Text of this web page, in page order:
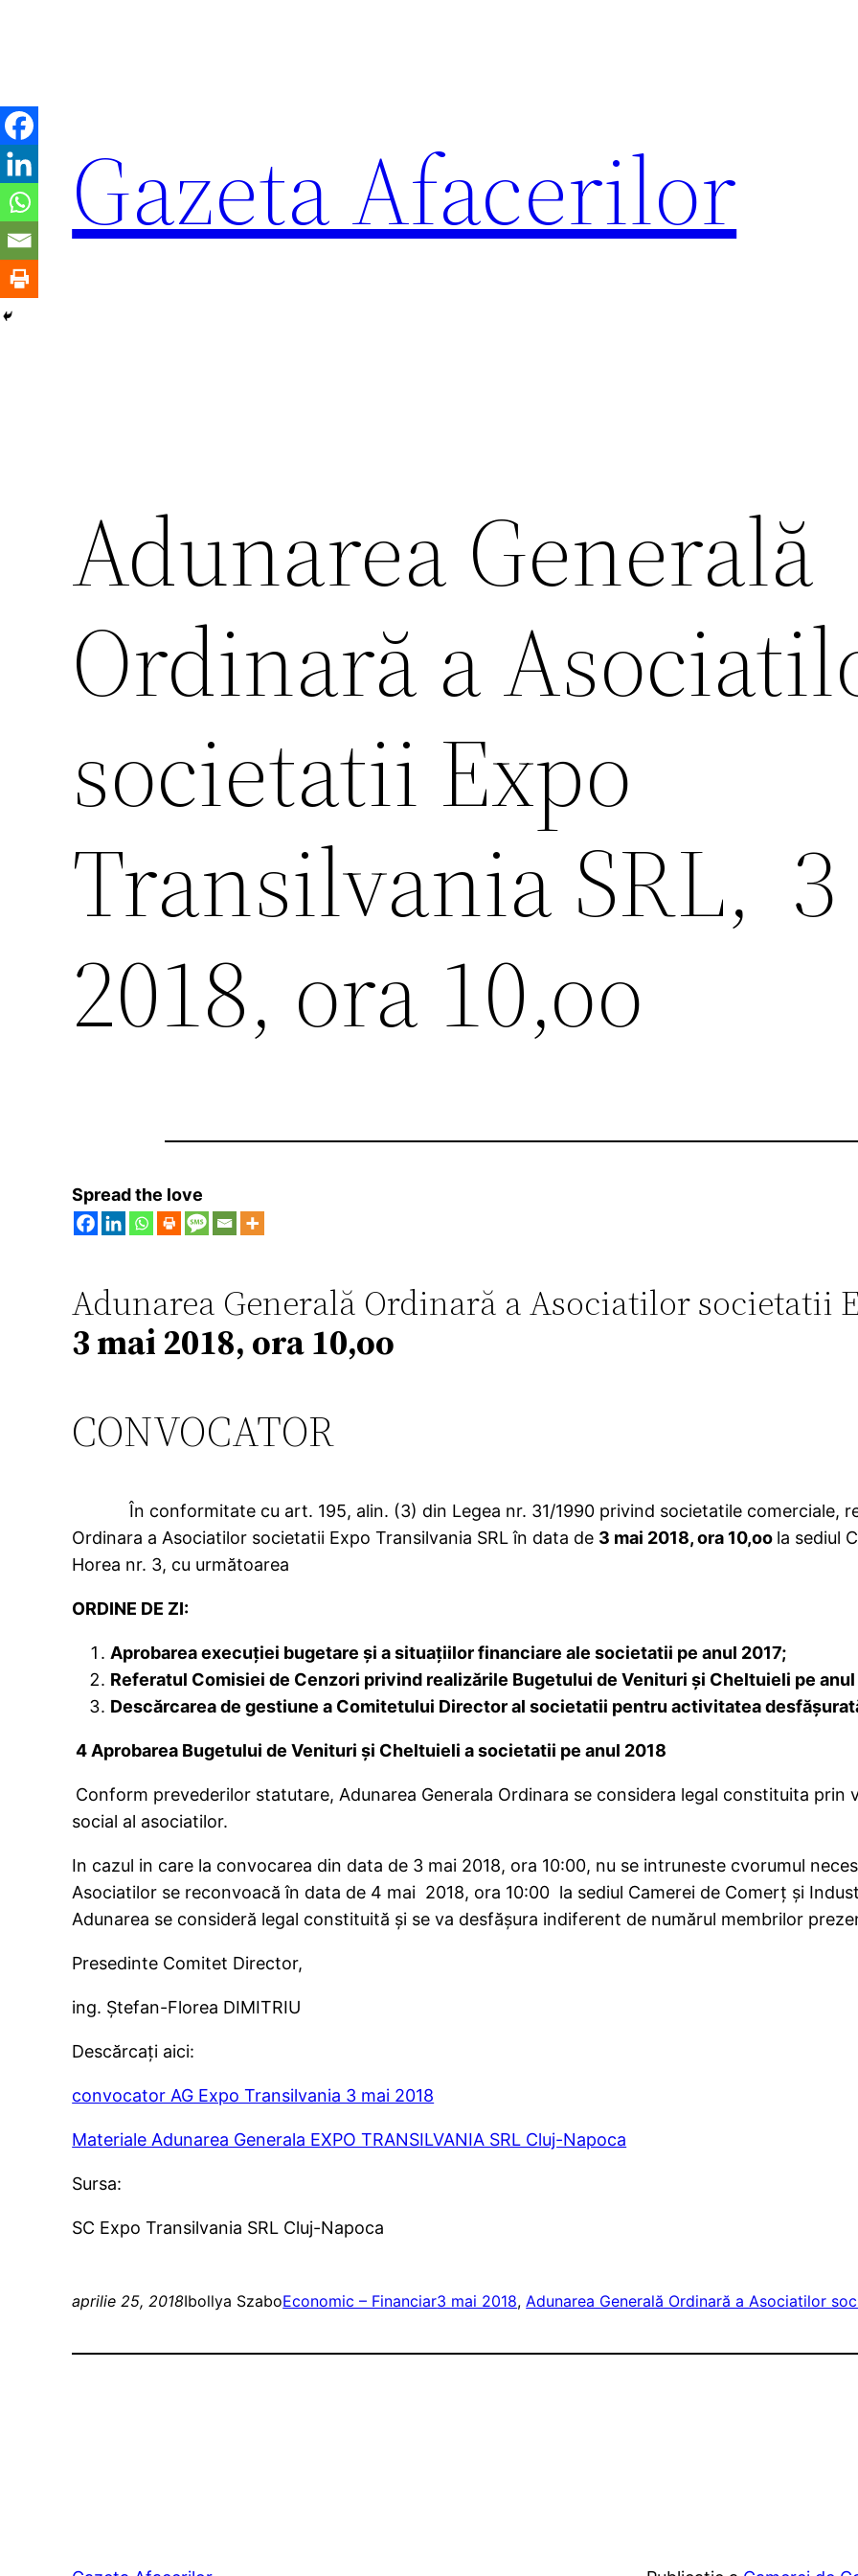
Gazeta Afacerilor
Adunarea Generală
Ordinară a
societatii Expo
Transilvania SRL,
2018, ora 10,oo
Spread the love
Adunarea Generală Ordinară a Asociatilor societatii
3 mai 2018, ora 10,oo
CONVOCATOR
În conformitate cu art. 195, alin. (3) din Legea nr. 31/1990 privind societatile comerciale,
Ordinara a Asociatilor societatii Expo Transilvania SRL în data de 3 mai 2018, ora 10,oo la sediul
Horea nr. 3, cu următoarea
ORDINE DE ZI:
Aprobarea execuţiei bugetare şi a situaţiilor financiare ale societatii pe anul 2017;
Referatul Comisiei de Cenzori privind realizările Bugetului de Venituri şi Cheltuieli pe
Descărcarea de gestiune a Comitetului Director al societatii pentru activitatea
4 Aprobarea Bugetului de Venituri şi Cheltuieli a societatii pe anul 2018
Conform prevederilor statutare, Adunarea Generala Ordinara se considera legal constituita prin
social al asociatilor.
In cazul in care la convocarea din data de 3 mai 2018, ora 10:00, nu se intruneste cvorumul
Asociatilor se reconvoacă în data de 4 mai 2018, ora 10:00 la sediul Camerei de Comerţ şi
Adunarea se consideră legal constituită şi se va desfăşura indiferent de numărul membrilor
Presedinte Comitet Director,
ing. Ştefan-Florea DIMITRIU
Descărcați aici:
convocator AG Expo Transilvania 3 mai 2018
Materiale Adunarea Generala EXPO TRANSILVANIA SRL Cluj-Napoca
Sursa:
SC Expo Transilvania SRL Cluj-Napoca
aprilie 25, 2018Ibollya SzaboEconomic – Financiar3 mai 2018, Adunarea Generală Ordinară a Asociatilor